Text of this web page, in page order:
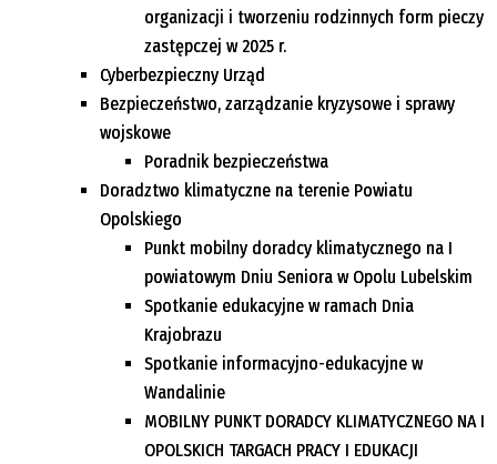
organizacji i tworzeniu rodzinnych form pieczy
zastępczej w 2025 r.
Cyberbezpieczny Urząd
Bezpieczeństwo, zarządzanie kryzysowe i sprawy
wojskowe
Poradnik bezpieczeństwa
Doradztwo klimatyczne na terenie Powiatu
Opolskiego
Punkt mobilny doradcy klimatycznego na I
powiatowym Dniu Seniora w Opolu Lubelskim
Spotkanie edukacyjne w ramach Dnia
Krajobrazu
Spotkanie informacyjno-edukacyjne w
Wandalinie
MOBILNY PUNKT DORADCY KLIMATYCZNEGO NA I
OPOLSKICH TARGACH PRACY I EDUKACJI